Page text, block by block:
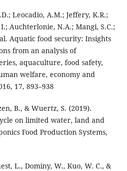
Leocadio, A.M.; Jeffery, K.R.;
Auchterlonie, N.A.; Mangi, S.C.;
Aquatic food security: Insights
from an analysis of
aquaculture, food safety,
welfare, economy and
17, 893–938
B., & Wuertz, S. (2019).
on limited water, land and
Food Production Systems,
L., Dominy, W., Kuo, W. C., &